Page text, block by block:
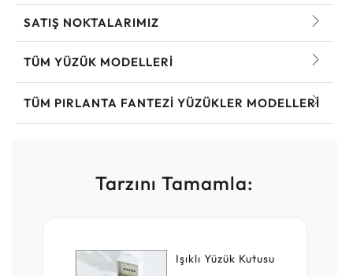
SATIŞ NOKTALARIMIZ
TÜM YÜZÜK MODELLERI
TÜM PIRLANTA FANTEZI YÜZÜKLER MODELLERI
Tarzını Tamamla:
Işıklı Yüzük Kutusu